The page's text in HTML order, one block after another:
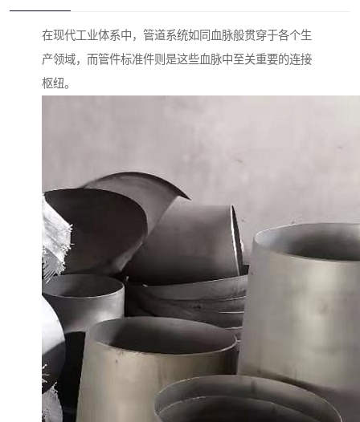
在现代工业体系中，管道系统如同血脉般贯穿于各个生
产领域，而管件标准件则是这些血脉中至关重要的连接
枢纽。